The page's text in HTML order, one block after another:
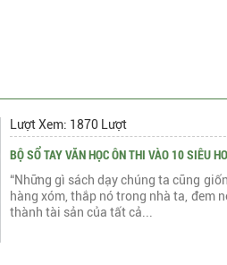
Lượt Xem: 1870 Lượt
BỘ SỔ TAY VĂN HỌC ÔN THI VÀO 10 SIÊU
“Những gì sách dạy chúng ta cũng
hàng xóm, thắp nó trong nhà ta, đem
thành tài sản của tất cả...